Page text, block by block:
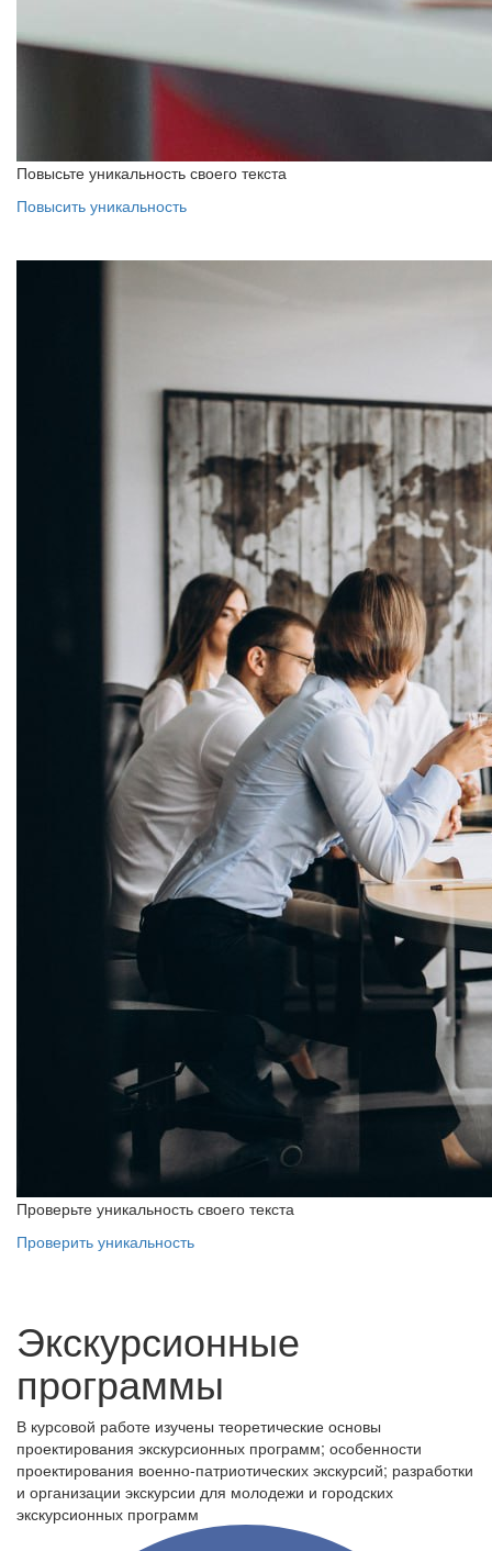
Повысьте уникальность своего текста
Повысить уникальность
Проверьте уникальность своего текста
Проверить уникальность
Экскурсионные
программы
В курсовой работе изучены теоретические основы
проектирования экскурсионных программ; особенности
проектирования военно-патриотических экскурсий; разработки
и организации экскурсии для молодежи и городских
экскурсионных программ